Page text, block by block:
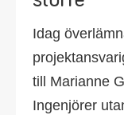
Idag
till Marianne
Ingenjörer